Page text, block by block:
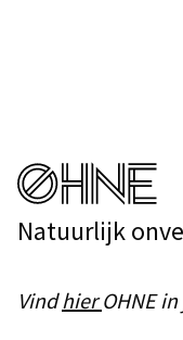
Natuurlijk
VindhierOHNE